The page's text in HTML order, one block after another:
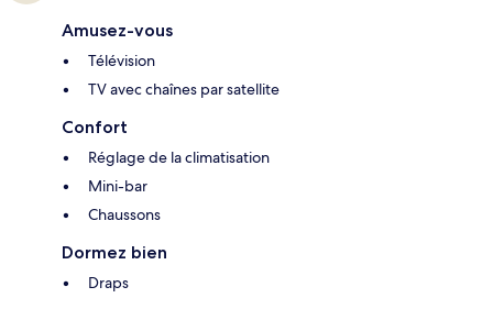
Amusez-vous
Télévision
TV avec chaînes par satellite
Confort
Réglage de la climatisation
Mini-bar
Chaussons
Dormez bien
Draps